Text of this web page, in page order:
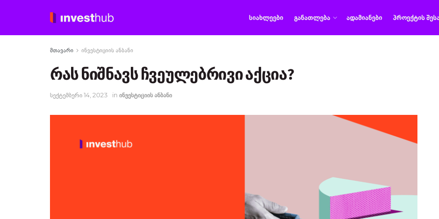
ᲡᲘᲐᲮᲚᲔᲔᲑᲘ ᲒᲐᲜᲐᲗᲚᲔᲑᲐ ᲐᲓᲐᲛᲘᲐᲜᲔᲑᲘ ᲞᲠᲝᲔᲥᲢᲘᲡ
მთავარი ინვესტიციის ანბანი
რას ნიშნავს ჩვეულებრივი აქცია?
სექტემბერი 14, 2023 in ინვესტიციის ანბანი